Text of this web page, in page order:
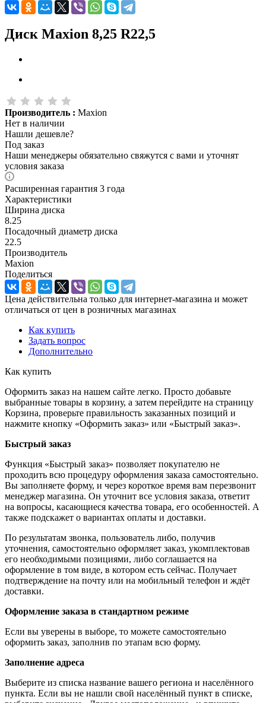
Диск Maxion 8,25 R22,5
Производитель : Maxion
Нет в наличии
Нашли дешевле?
Под заказ
Наши менеджеры обязательно свяжутся с вами и уточнят
условия заказа
Расширенная гарантия 3 года
Характеристики
Ширина диска
8.25
Посадочный диаметр диска
22.5
Производитель
Maxion
Поделиться
Цена действительна только для интернет-магазина и может
отличаться от цен в розничных магазинах
Как купить
Задать вопрос
Дополнительно
Как купить
Оформить заказ на нашем сайте легко. Просто добавьте
выбранные товары в корзину, а затем перейдите на страницу
Корзина, проверьте правильность заказанных позиций и
нажмите кнопку «Оформить заказ» или «Быстрый заказ».
Быстрый заказ
Функция «Быстрый заказ» позволяет покупателю не
проходить всю процедуру оформления заказа самостоятельно.
Вы заполняете форму, и через короткое время вам перезвонит
менеджер магазина. Он уточнит все условия заказа, ответит
на вопросы, касающиеся качества товара, его особенностей. А
также подскажет о вариантах оплаты и доставки.
По результатам звонка, пользователь либо, получив
уточнения, самостоятельно оформляет заказ, укомплектовав
его необходимыми позициями, либо соглашается на
оформление в том виде, в котором есть сейчас. Получает
подтверждение на почту или на мобильный телефон и ждёт
доставки.
Оформление заказа в стандартном режиме
Если вы уверены в выборе, то можете самостоятельно
оформить заказ, заполнив по этапам всю форму.
Заполнение адреса
Выберите из списка название вашего региона и населённого
пункта. Если вы не нашли свой населённый пункт в списке,